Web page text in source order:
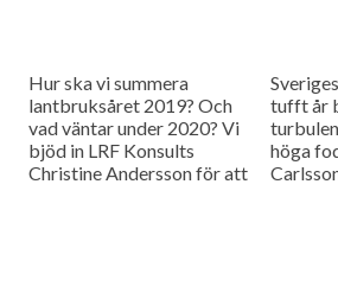
Hur ska vi summera
lantbruksåret 2019? Och
vad väntar under 2020? Vi
bjöd in LRF Konsults
Christine Andersson för att
tufft år
höga